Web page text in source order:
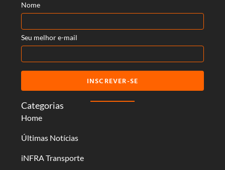
Categorias
Home
Últimas Notícias
iNFRA Transporte
Nome
Seu melhor e-mail
INSCREVER-SE